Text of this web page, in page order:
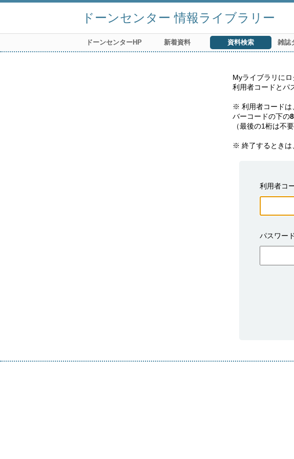
ドーンセンター 情報ライブラリー
ドーンセンターHP 新着資料 資料検索 雑誌
Myライブラリにロ
利用者コードとパ
※ 利用者コードは
バーコードの下の
（最後の1桁は不
※ 終了するときは
利用者コ
パスワード